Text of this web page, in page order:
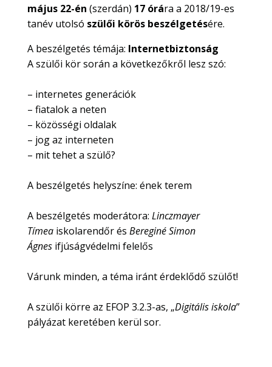
május 22-én (szerdán) 17 órára a 2018/19-es
tanév utolsó szülői körös beszélgetésére.
A beszélgetés témája: Internetbiztonság
A szülői kör során a következőkről lesz szó:
– internetes generációk
– fiatalok a neten
– közösségi oldalak
– jog az interneten
– mit tehet a szülő?
A beszélgetés helyszíne: ének terem
A beszélgetés moderátora: Linczmayer
Tímeaiskolarendőr és Bereginé Simon
Ágnes ifjúságvédelmi felelős
Várunk minden, a téma iránt érdeklődő szülőt!
A szülői körre az EFOP 3.2.3-as, „Digitális iskola”
pályázat keretében kerül sor.